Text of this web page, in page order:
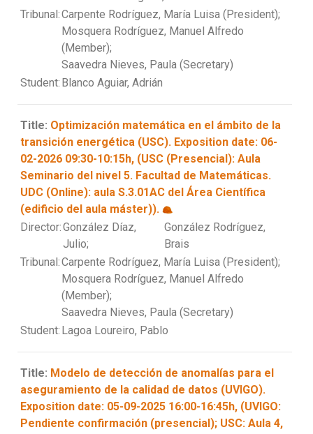
Tribunal:Carpente Rodríguez, María Luisa (President);
Mosquera Rodríguez, Manuel Alfredo
(Member);
Saavedra Nieves, Paula (Secretary)
Student: Blanco Aguiar, Adrián
Title: Optimización matemática en el ámbito de la
transición energética (USC). Exposition date: 06-
02-2026 09:30-10:15h, (USC (Presencial): Aula
Seminario del nivel 5. Facultad de Matemáticas.
UDC (Online): aula S.3.01AC del Área Científica
(edificio del aula máster)).
Director:González Díaz,
Julio;
González Rodríguez,
Brais
Tribunal:Carpente Rodríguez, María Luisa (President);
Mosquera Rodríguez, Manuel Alfredo
(Member);
Saavedra Nieves, Paula (Secretary)
Student: Lagoa Loureiro, Pablo
Title: Modelo de detección de anomalías para el
aseguramiento de la calidad de datos (UVIGO).
Exposition date: 05-09-2025 16:00-16:45h, (UVIGO:
Pendiente confirmación (presencial); USC: Aula 4,